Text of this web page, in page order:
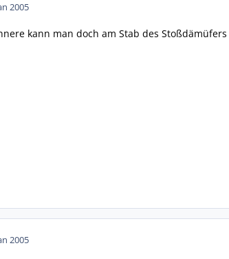
2005
kann man doch am Stab des
2005